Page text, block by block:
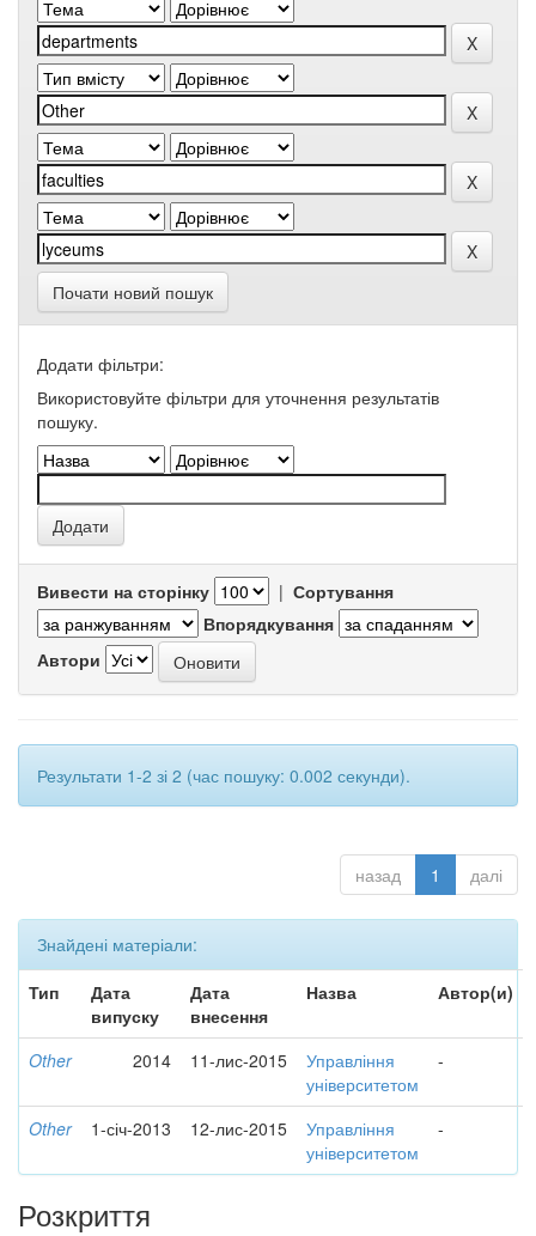
Почати новий пошук
Додати фільтри:
Використовуйте фільтри для уточнення результатів
пошуку.
Вивести на сторінку | Сортування
Впорядкування
Автори
Результати 1-2 зі 2 (час пошуку: 0.002 секунди).
назад 1 далі
Знайдені матеріали:
Тип
Дата
випуску
Дата
внесення
Назва Автор(и)
Other 2014 11-лис-2015
Управління
університетом
-
Other 1-січ-2013 12-лис-2015
Управління
університетом
-
Розкриття